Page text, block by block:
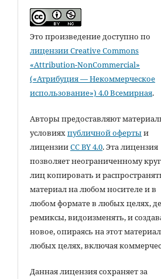
Это произведение доступно по
лицензии Creative Commons
«Attribution-NonCommercial»
(«Атрибуция — Некоммерческое
использование») 4.0 Всемирная.
Авторы предоставляют
условияхпубличной офертыи
лицензииCC BY 4.0. Эта лицензия
позволяет неограниченному
лиц копировать и
материал на любом носителе и в
любом формате в любых целях,
ремиксы, видоизменять, и
новое, опираясь на этот
любых целях, включая
Данная лицензия сохраняет за